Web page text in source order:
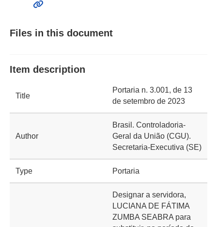
Files in this document
Item description
Title
Portaria n. 3.001, de 13
de setembro de 2023
Author
Brasil. Controladoria-
Geral da União (CGU).
Secretaria-Executiva (SE)
Type Portaria
Designar a servidora,
LUCIANA DE FÁTIMA
ZUMBA SEABRA para